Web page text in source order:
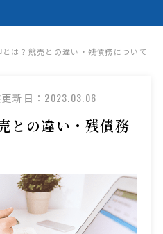
とは？競売との違い・残債務について
新日： 2023.03.06
との違い・残債務